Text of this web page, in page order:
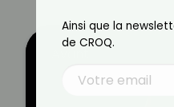
Ainsi que la
de CROQ.